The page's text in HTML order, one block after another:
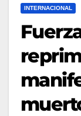
INTERNACIONAL